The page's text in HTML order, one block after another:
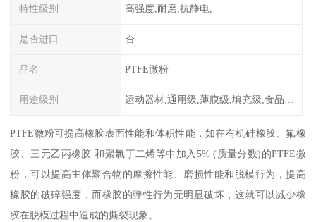
特性级别 高强度,耐磨,抗静电,
是否进口 否
品名 PTFE微粉
用途级别
PTFE微粉可提高橡胶表面性能和体积性能，如在有机硅橡胶、氟橡
胶、三元乙丙橡胶 和聚氯丁二烯等中加入5% (质量分数)的PTFE微
粉，可以提高主体聚合物的摩擦性能、磨损性能和脱模行为，提高
橡胶的破碎强度，而橡胶的弹性行为无明显破坏，这就可以减少橡
胶在脱模过程中造成的撕裂现象。